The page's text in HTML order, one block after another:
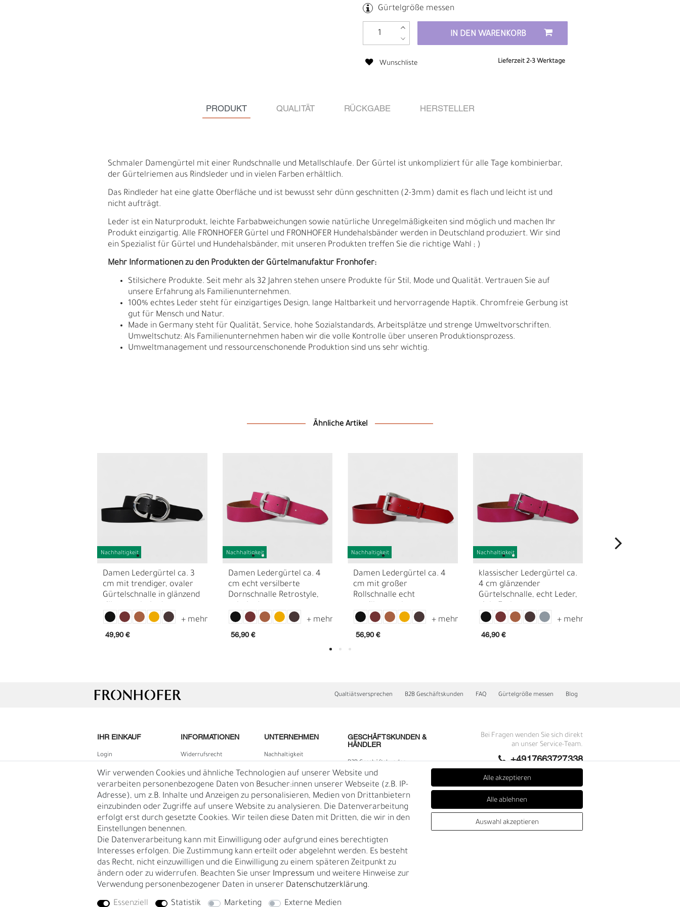
R G E E
Gürtelgröße messen
IN DEN WARENKORB
Wunschliste Lieferzeit 2-3 Werktage
PRODUKT QUALITÄT RÜCKGABE HERSTELLER
Schmaler Damengürtel mit einer Rundschnalle und Metallschlaufe. Der Gürtel ist unkompliziert für alle Tage kombinierbar,
der Gürtelriemen aus Rindsleder und in vielen Farben erhältlich.
Das Rindleder hat eine glatte Oberfläche und ist bewusst sehr dünn geschnitten (2-3mm) damit es flach und leicht ist und
nicht aufträgt.
Leder ist ein Naturprodukt, leichte Farbabweichungen sowie natürliche Unregelmäßigkeiten sind möglich und machen Ihr
Produkt einzigartig. Alle FRONHOFER Gürtel und FRONHOFER Hundehalsbänder werden in Deutschland produziert. Wir sind
ein Spezialist für Gürtel und Hundehalsbänder, mit unseren Produkten treffen Sie die richtige Wahl ; )
Mehr Informationen zu den Produkten der Gürtelmanufaktur Fronhofer:
Stilsichere Produkte. Seit mehr als 32 Jahren stehen unsere Produkte für Stil, Mode und Qualität. Vertrauen Sie auf
unsere Erfahrung als Familienunternehmen.
100% echtes Leder steht für einzigartiges Design, lange Haltbarkeit und hervorragende Haptik. Chromfreie Gerbung ist
gut für Mensch und Natur.
Made in Germany steht für Qualität, Service, hohe Sozialstandards, Arbeitsplätze und strenge Umweltvorschriften.
Umweltschutz: Als Familienunternehmen haben wir die volle Kontrolle über unseren Produktionsprozess.
Umweltmanagement und ressourcenschonende Produktion sind uns sehr wichtig.
Ähnliche Artikel
Nachhaltigkeit
Damen Ledergürtel ca. 3
cm mit trendiger, ovaler
Gürtelschnalle in glänzend
49,90 €
Nachhaltigkeit
Damen Ledergürtel ca. 4
cm echt versilberte
Dornschnalle Retrostyle,
56,90 €
Nachhaltigkeit
Damen Ledergürtel ca. 4
cm mit großer
Rollschnalle echt
Ledergürtel
56,90 €
Nachhaltigkeit
klassischer Ledergürtel ca.
4 cm glänzender
Gürtelschnalle, echt Leder,
46,90 €
Qualtiätsversprechen B2B Geschäftskunden FAQ Gürtelgröße messen Blog
IHR EINKAUF
Login
B2B Login
Registrieren
Wunschliste
Warenkorb
Kasse
INFORMATIONEN
Widerrufs­recht
Impressum
Daten­schutz­erklärung
AGB
Blog
Vertrag
widerrufen
UNTERNEHMEN
Nachhaltigkeit
Kontakt
Über uns
Rückgabe
Gürtelgröße messen
GESCHÄFTSKUNDEN &
HÄNDLER
B2B Geschäftskunden
Bei Fragen wenden Sie sich direkt
an unser Service-Team.
+4917663727338
Montag - Freitag, 09:00 - 14:00
info@fronhofer.com
Gürtelmanufaktur Fronhofer,
93053 Regensburg, Nelkenweg 3b
Wir verwenden Cookies und ähnliche Technologien auf unserer Website und
verarbeiten personenbezogene Daten von Besucher:innen unserer Webseite (z.B. IP-
Adresse), um z.B. Inhalte und Anzeigen zu personalisieren, Medien von Drittanbietern
einzubinden oder Zugriffe auf unsere Website zu analysieren. Die Datenverarbeitung
erfolgt erst durch gesetzte Cookies. Wir teilen diese Daten mit Dritten, die wir in den
Einstellungen benennen.
Die Datenverarbeitung kann mit Einwilligung oder aufgrund eines berechtigten
Interesses erfolgen. Die Zustimmung kann erteilt oder abgelehnt werden. Es besteht
das Recht, nicht einzuwilligen und die Einwilligung zu einem späteren Zeitpunkt zu
ändern oder zu widerrufen. Beachten Sie unser Impressum und weitere Hinweise zur
Verwendung personenbezogener Daten in unserer Daten­schutz­erklärung.
Essenziell
Statistik Marketing Externe Medien
Alle akzeptieren
Alle ablehnen
Auswahl akzeptieren